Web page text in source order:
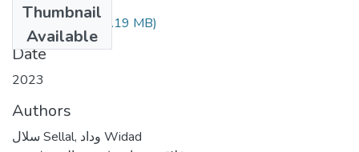
Thumbnail
Available
1. الأطروحة.pdf(4.19 MB)
Date
2023
Authors
سلال Sellal, وداد Widad